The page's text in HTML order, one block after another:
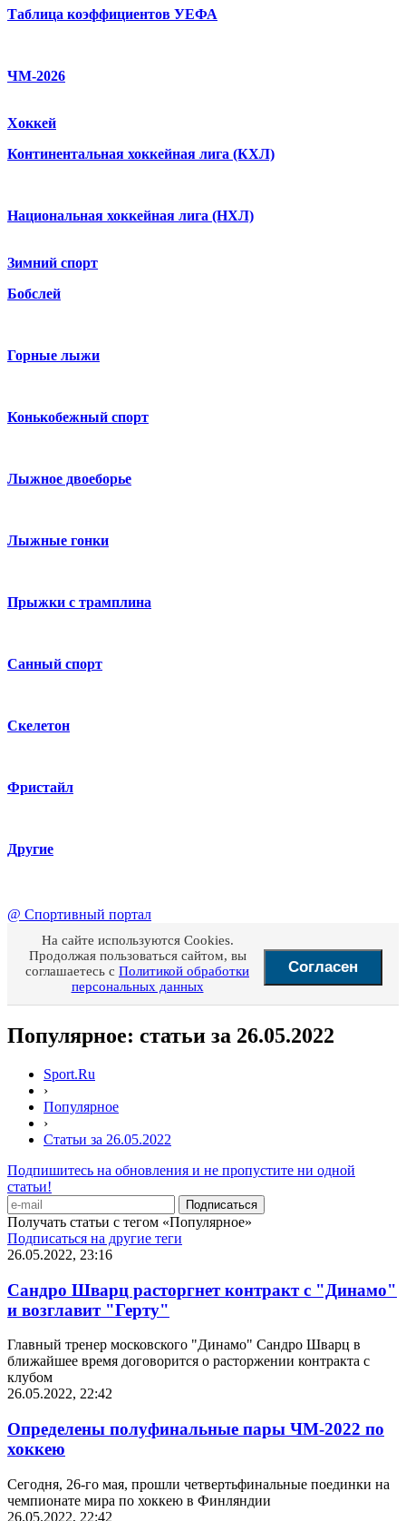
Таблица коэффициентов УЕФА
ЧМ-2026
Хоккей
Континентальная хоккейная лига (КХЛ)
Национальная хоккейная лига (НХЛ)
Зимний спорт
Бобслей
Горные лыжи
Конькобежный спорт
Лыжное двоеборье
Лыжные гонки
Прыжки с трамплина
Санный спорт
Скелетон
Фристайл
Другие
@ Спортивный портал
На сайте используются Cookies.
Продолжая пользоваться сайтом, вы
соглашаетесь с Политикой обработки
персональных данных
Согласен
Популярное: статьи за 26.05.2022
Sport.Ru
›
Популярное
›
Статьи за 26.05.2022
Подпишитесь на обновления и не пропустите ни одной
статьи!
Получать статьи с тегом «Популярное»
Подписаться на другие теги
26.05.2022, 23:16
Сандро Шварц расторгнет контракт с "Динамо"
и возглавит "Герту"
Главный тренер московского "Динамо" Сандро Шварц в
ближайшее время договорится о расторжении контракта с
клубом
26.05.2022, 22:42
Определены полуфинальные пары ЧМ-2022 по
хоккею
Сегодня, 26-го мая, прошли четвертьфинальные поединки на
чемпионате мира по хоккею в Финляндии
26.05.2022, 22:42